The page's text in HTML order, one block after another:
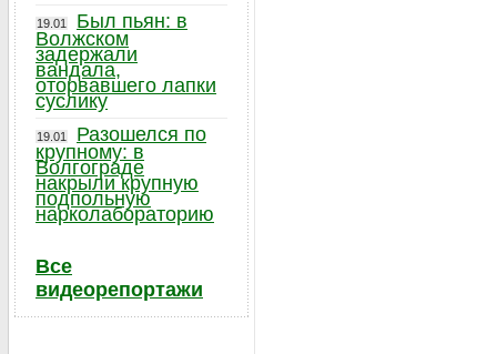
19.01
Был пьян: в
Волжском
задержали
вандала,
оторвавшего лапки
суслику
19.01
Разошелся по
крупному: в
Волгограде
накрыли крупную
подпольную
нарколабораторию
Все
видеорепортажи